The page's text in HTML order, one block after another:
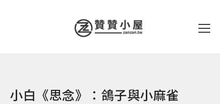
小白《思念》：鴿子與小麻雀